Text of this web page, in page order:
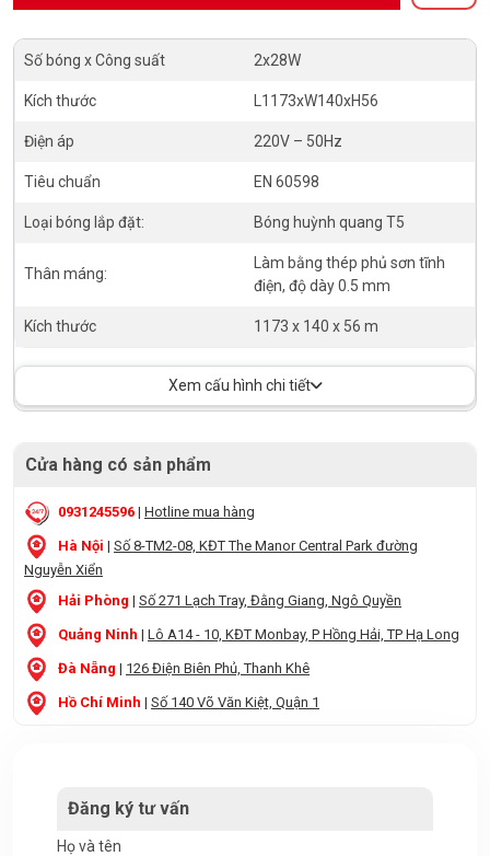
Số bóng x Công suất 2x28W
Kích thước L1173xW140xH56
Điện áp 220V – 50Hz
Tiêu chuẩn EN 60598
Loại bóng lắp đặt: Bóng huỳnh quang T5
Thân máng:
Làm bằng thép phủ sơn tĩnh
điện, độ dày 0.5 mm
Kích thước 1173 x 140 x 56 m
Xem cấu hình chi tiết
Cửa hàng có sản phẩm
0931245596 | Hotline mua hàng
Hà Nội | Số 8-TM2-08, KĐT The Manor Central Park đường
Nguyễn Xiển
Hải Phòng | Số 271 Lạch Tray, Đằng Giang, Ngô Quyền
Quảng Ninh | Lô A14 - 10, KĐT Monbay, P Hồng Hải, TP Hạ Long
Đà Nẵng | 126 Điện Biên Phủ, Thanh Khê
Hồ Chí Minh | Số 140 Võ Văn Kiệt, Quận 1
Đăng ký tư vấn
Họ và tên